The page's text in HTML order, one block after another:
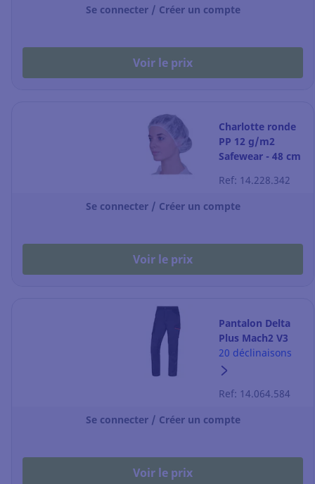
Se connecter / Créer un compte
Voir le prix
Charlotte ronde
PP 12 g/m2
Safewear - 48 cm
100
Ref: 14.228.342
Se connecter / Créer un compte
Voir le prix
Pantalon Delta
Plus Mach2 V3
STR - gris/orange
- taille M
20 déclinaisons
Ref: 14.064.584
Se connecter / Créer un compte
Voir le prix